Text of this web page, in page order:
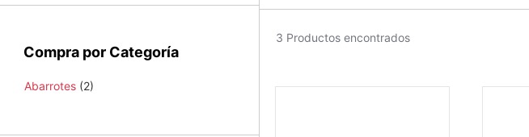
Compra por Categoría
Abarrotes (2)
3 Productos encontrados